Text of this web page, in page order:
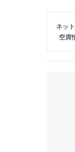
ネッ
空席